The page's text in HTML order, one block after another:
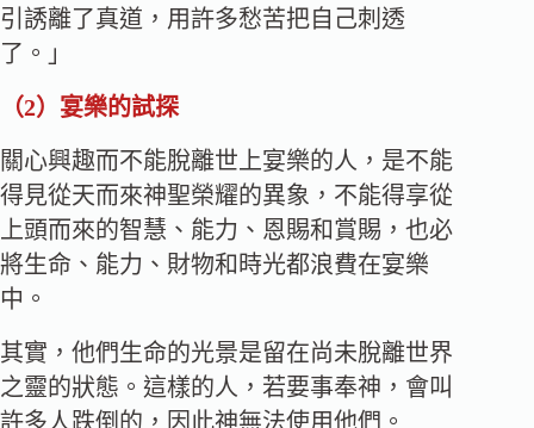
引誘離了真道，用許多愁苦把自己刺透
了。」
（2） 宴樂的試探
關心興趣而不能脫離世上宴樂的人，是不能
得見從天而來神聖榮耀的異象，不能得享從
上頭而來的智慧、能力、恩賜和賞賜，也必
將生命、能力、財物和時光都浪費在宴樂
中。
其實，他們生命的光景是留在尚未脫離世界
之靈的狀態。這樣的人，若要事奉神，會叫
許多人跌倒的，因此神無法使用他們。